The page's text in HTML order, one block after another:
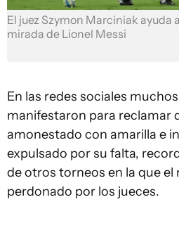
El juez Szymon Marciniak ayuda
mirada de Lionel Messi
En las redes sociales
manifestaron para reclamar
amonestado con amarilla e
expulsado por su falta,
de otros torneos en la que el
perdonado por los jueces.